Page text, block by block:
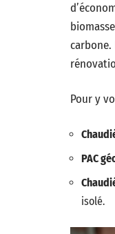
Pour y
PAC
isolé.